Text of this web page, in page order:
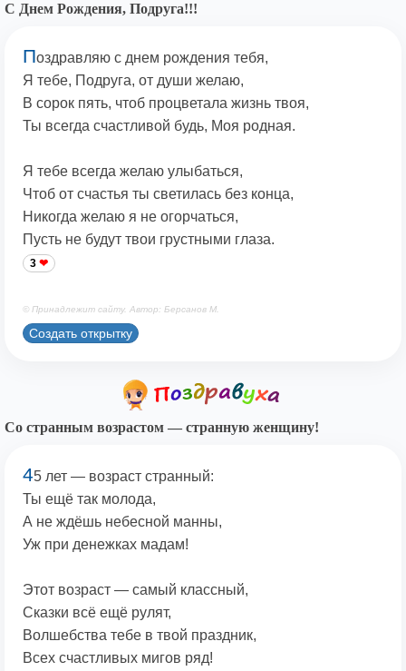
С Днем Рождения, Подруга!!!
Поздравляю с днем рождения тебя,
Я тебе, Подруга, от души желаю,
В сорок пять, чтоб процветала жизнь твоя,
Ты всегда счастливой будь, Моя родная.
Я тебе всегда желаю улыбаться,
Чтоб от счастья ты светилась без конца,
Никогда желаю я не огорчаться,
Пусть не будут твои грустными глаза.
3
© Принадлежит сайту. Автор: Берсанов М.
Создать открытку
Со странным возрастом — странную женщину!
45 лет — возраст странный:
Ты ещё так молода,
А не ждёшь небесной манны,
Уж при денежках мадам!
Этот возраст — самый классный,
Сказки всё ещё рулят,
Волшебства тебе в твой праздник,
Всех счастливых мигов ряд!